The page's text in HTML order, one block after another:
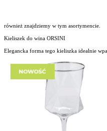
również znajdziemy w tym asortymencie.
Kieliszek do wina ORSINI
Elegancka forma tego kieliszka idealnie